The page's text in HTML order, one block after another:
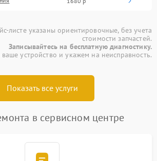
листе указаны ориентировочные, без учета
стоимости запчастей.
Записывайтесь на бесплатную диагностику.
устройство и укажем на неисправность.
Показать все услуги
в сервисном центре